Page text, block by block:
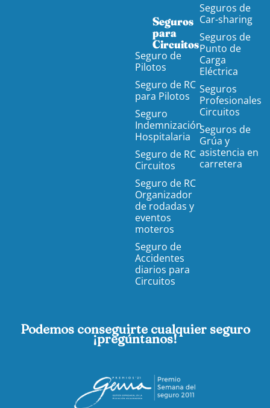
Seguros
para
Circuitos
Seguro de
Pilotos
Seguro de RC
para Pilotos
Seguro
Indemnización
Hospitalaria
Seguro de RC
Circuitos
Seguro de RC
Organizador
de rodadas y
eventos
moteros
Seguro de
Accidentes
diarios para
Circuitos
Seguros de
Car-sharing
Seguros de
Punto de
Carga
Eléctrica
Seguros
Profesionales
Circuitos
Seguros de
Grúa y
asistencia en
carretera
Podemos conseguirte cualquier seguro
¡pregúntanos!